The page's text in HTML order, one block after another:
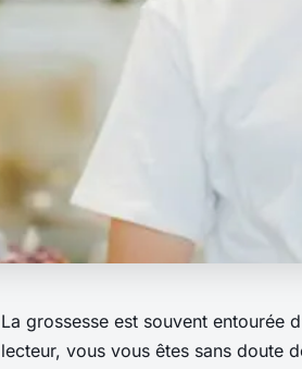
La grossesse est souvent entourée
lecteur, vous vous êtes sans doute